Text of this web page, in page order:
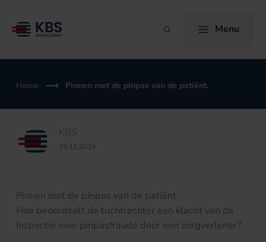
naar
Zoeken Menu
Home Pinnen met de pinpas van de patiënt.
KBS
15.11.2019
Pinnen met de pinpas van de patiënt.
Hoe beoordeelt de tuchtrechter een klacht van de
Inspectie over pinpasfraude door een zorgverlener?